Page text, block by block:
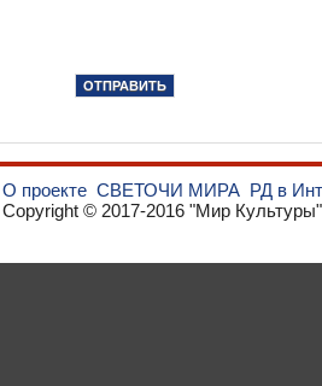
О проекте СВЕТОЧИ МИРА РД в
Copyright © 2017-2016 "Мир Культуры"